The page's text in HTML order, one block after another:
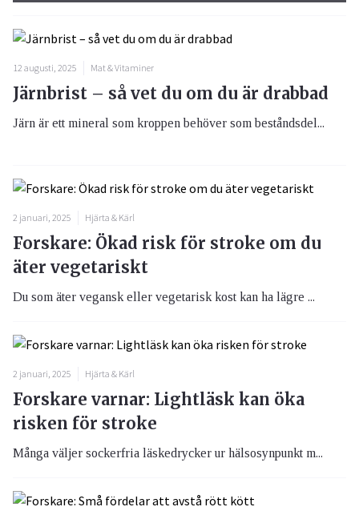
12 augusti, 2025 Mat & Vitaminer
Järnbrist – så vet du om du är drabbad
Järn är ett mineral som kroppen behöver som beståndsdel...
2 januari, 2025 Hjärta & Kärl
Forskare: Ökad risk för stroke om du
äter vegetariskt
Du som äter vegansk eller vegetarisk kost kan ha lägre ...
2 januari, 2025 Hjärta & Kärl
Forskare varnar: Lightläsk kan öka
risken för stroke
Många väljer sockerfria läskedrycker ur hälsosynpunkt m...